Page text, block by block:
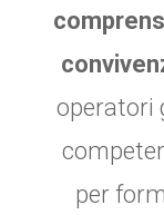
operatori
per